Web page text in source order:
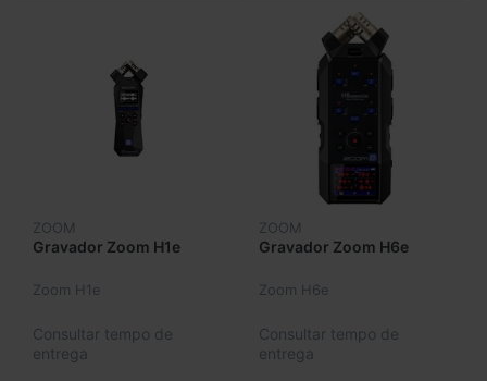
ZOOM
Gravador Zoom H1e
Zoom H1e
Consultar tempo de
entrega
ZOOM
Gravador Zoom H6e
Zoom H6e
Consultar tempo de
entrega